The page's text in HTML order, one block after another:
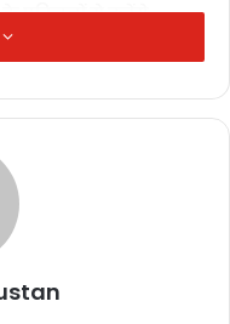
के परिजनों से करेंगे
से गिरफ्तार
से 14 बच्चों की मौत के